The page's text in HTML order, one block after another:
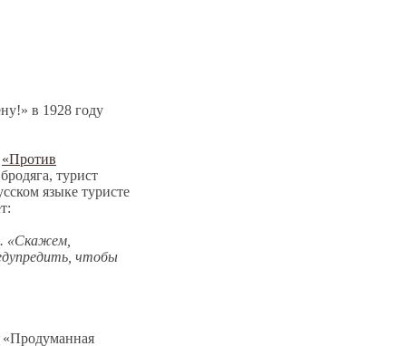
в 1928 году
«Против
турист
языке туристе
«Скажем,
чтобы
«Продуманная